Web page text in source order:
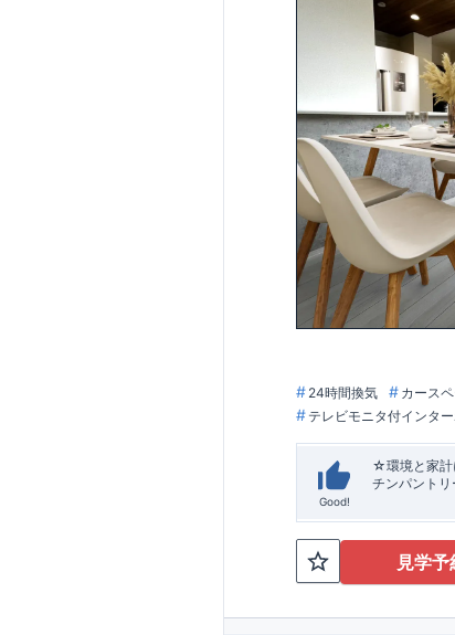
24時間換気 カース
テレビモニタ付インタ
Good!
☆環境と家計
チンパントリ
見学